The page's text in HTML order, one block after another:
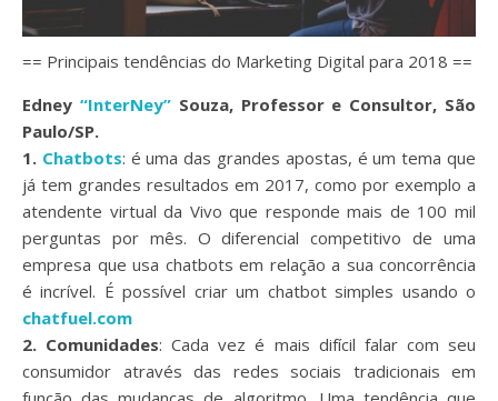
== Principais tendências do Marketing Digital para 2018 ==
Edney “InterNey”Souza, Professor e Consultor, São
Paulo/SP.
1. Chatbots: é uma das grandes apostas, é um tema que
já tem grandes resultados em 2017, como por exemplo a
atendente virtual da Vivo que responde mais de 100 mil
perguntas por mês. O diferencial competitivo de uma
empresa que usa chatbots em relação a sua concorrência
é incrível. É possível criar um chatbot simples usando o
chatfuel.com
2. Comunidades: Cada vez é mais difícil falar com seu
consumidor através das redes sociais tradicionais em